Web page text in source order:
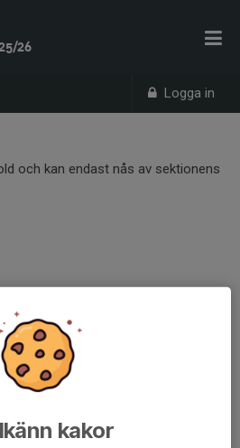
Logga in
26
och kan endast nås av sektionens
kakor